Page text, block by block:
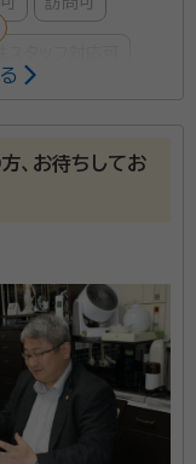
活アドバイザー
遺言・相続手続相談
6月 開業 2018年1
くれたから。
書士さんです。
、お待ちしてお